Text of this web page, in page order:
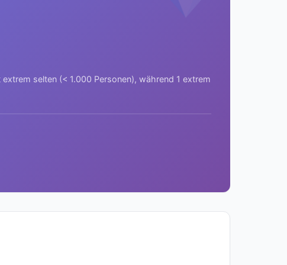
selten (< 1.000 Personen), während 1 extrem